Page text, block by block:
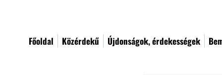
Főoldal Közérdekű Újdonságok, érdekességek